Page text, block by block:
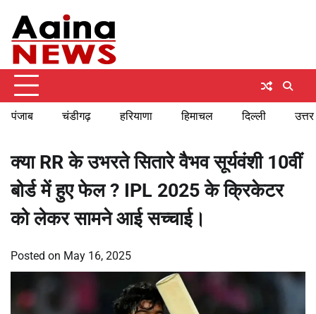
content
पंजाब चंडीगढ़ हरियाणा हिमाचल दिल्ली
क्या RR के उभरते सितारे वैभव सूर्यवंशी 10वीं
बोर्ड में हुए फेल ? IPL 2025 के क्रिकेटर
को लेकर सामने आई सच्चाई।
Posted on May 16, 2025